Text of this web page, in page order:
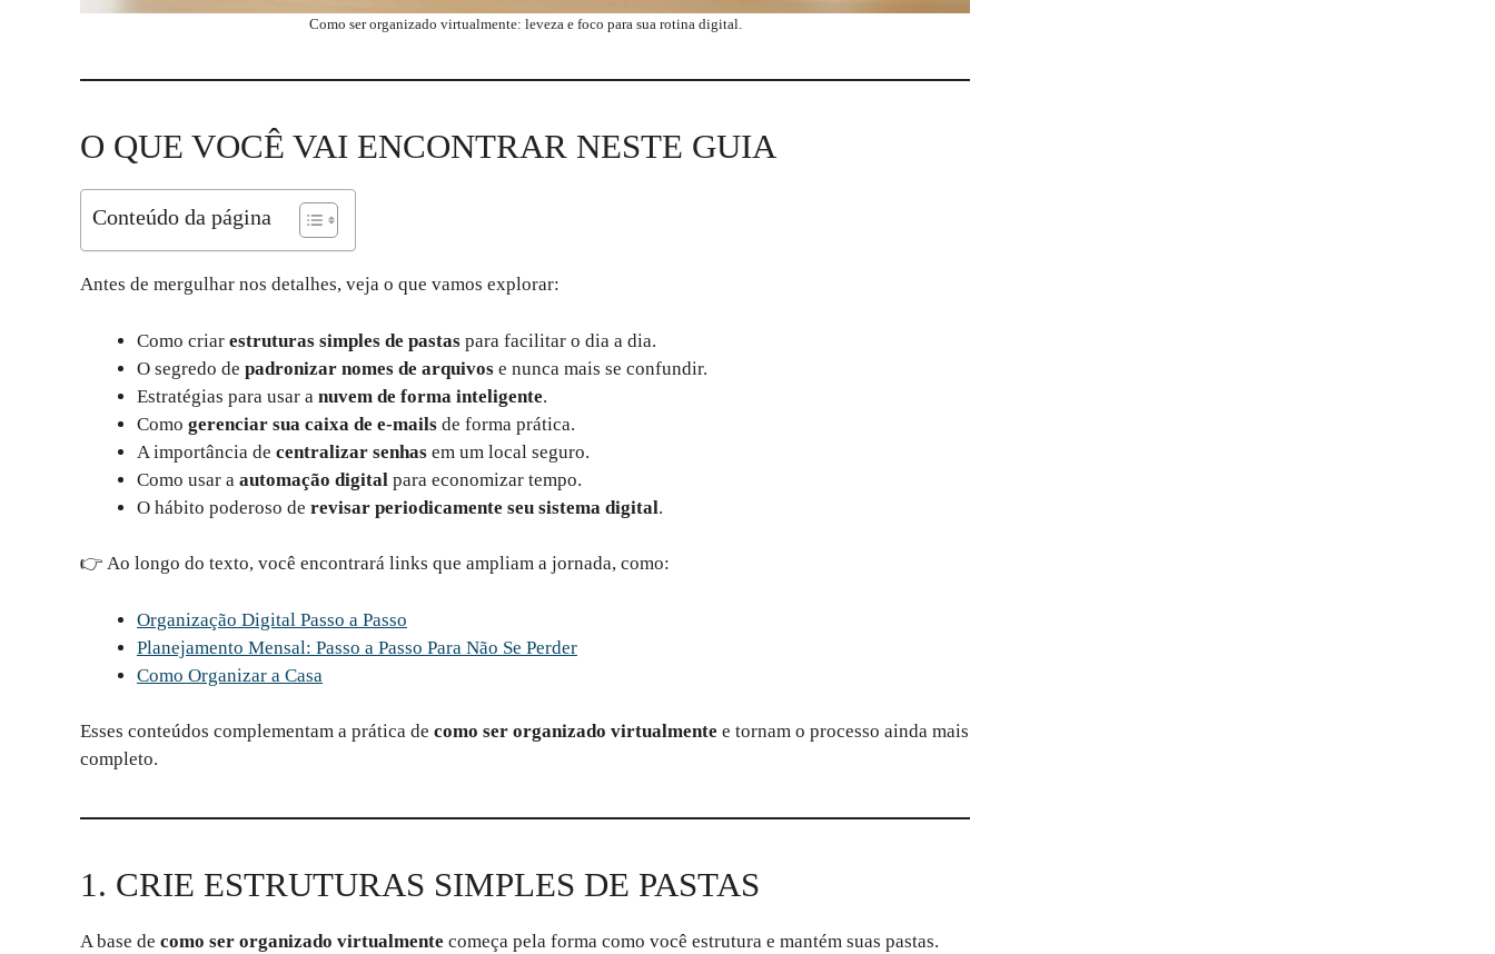
Como ser organizado virtualmente: leveza e foco para sua rotina digital.
O QUE VOCÊ VAI ENCONTRAR NESTE GUIA
Conteúdo da página
Antes de mergulhar nos detalhes, veja o que vamos explorar:
Como criar estruturas simples de pastas para facilitar o dia a dia.
O segredo de padronizar nomes de arquivos e nunca mais se confundir.
Estratégias para usar a nuvem de forma inteligente.
Como gerenciar sua caixa de e-mails de forma prática.
A importância de centralizar senhas em um local seguro.
Como usar a automação digital para economizar tempo.
O hábito poderoso de revisar periodicamente seu sistema digital.
👉 Ao longo do texto, você encontrará links que ampliam a jornada, como:
Organização Digital Passo a Passo
Planejamento Mensal: Passo a Passo Para Não Se Perder
Como Organizar a Casa
Esses conteúdos complementam a prática de como ser organizado virtualmente e tornam o processo ainda mais
completo.
1. CRIE ESTRUTURAS SIMPLES DE PASTAS
A base de como ser organizado virtualmente começa pela forma como você estrutura e mantém suas pastas.